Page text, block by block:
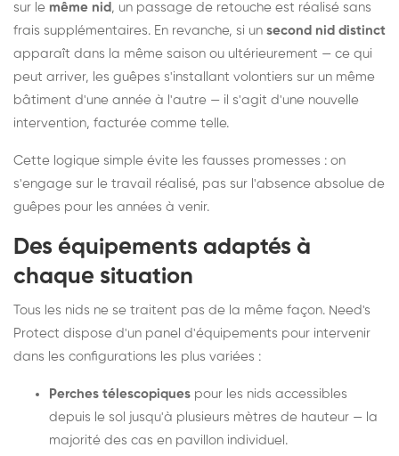
sur le même nid , un passage de retouche est réalisé sans
frais supplémentaires. En revanche, si un second nid distinct
apparaît dans la même saison ou ultérieurement — ce qui
peut arriver, les guêpes s'installant volontiers sur un même
bâtiment d'une année à l'autre — il s'agit d'une nouvelle
intervention, facturée comme telle.
Cette logique simple évite les fausses promesses : on
s'engage sur le travail réalisé, pas sur l'absence absolue de
guêpes pour les années à venir.
Des équipements adaptés à
chaque situation
Tous les nids ne se traitent pas de la même façon. Need's
Protect dispose d'un panel d'équipements pour intervenir
dans les configurations les plus variées :
Perches télescopiques pour les nids accessibles
depuis le sol jusqu'à plusieurs mètres de hauteur — la
majorité des cas en pavillon individuel.